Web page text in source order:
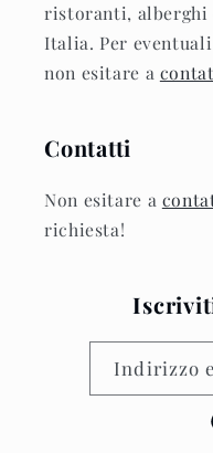
ristoranti, alberghi
Italia. Per
non esitare a
Contatti
Non esitare a
richiesta!
Indirizzo